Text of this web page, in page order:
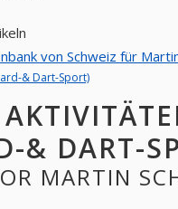
von Schweiz für
& Dart-Sport)
& DART-
MARTIN